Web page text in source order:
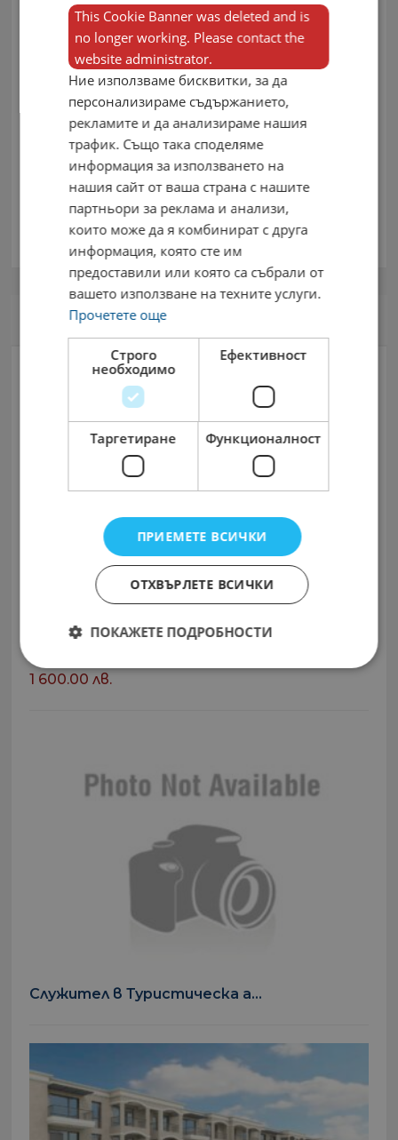
Най-търсени
Градинар/Озеленител...
1 600.00 лв.
Служител в Туристическа а...
This Cookie Banner was deleted and is
no longer working. Please contact the
website administrator.
Ние използваме бисквитки, за да
персонализираме съдържанието,
рекламите и да анализираме нашия
трафик. Също така споделяме
информация за използването на
нашия сайт от ваша страна с нашите
партньори за реклама и анализи,
които може да я комбинират с друга
информация, която сте им
предоставили или която са събрали от
вашето използване на техните услуги.
Прочетете още
Строго
необходимо
Ефективност
Таргетиране Функционалност
ПРИЕМЕТЕ ВСИЧКИ
ОТХВЪРЛЕТЕ ВСИЧКИ
ПОКАЖЕТЕ ПОДРОБНОСТИ